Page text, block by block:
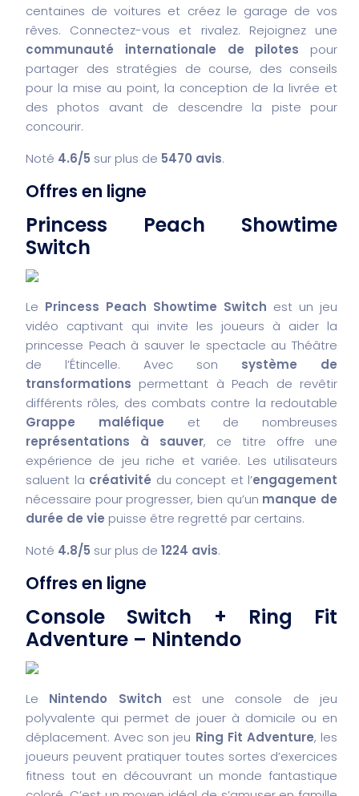
centaines de voitures et créez le garage de vos
rêves. Connectez-vous et rivalez. Rejoignez une
communauté internationale de pilotes pour
partager des stratégies de course, des conseils
pour la mise au point, la conception de la livrée et
des photos avant de descendre la piste pour
concourir.
Noté 4.6/5 sur plus de 5470 avis.
Offres en ligne
Princess Peach Showtime
Switch
Le Princess Peach Showtime Switch est un jeu
vidéo captivant qui invite les joueurs à aider la
princesse Peach à sauver le spectacle au Théâtre
de l’Étincelle. Avec son système de
transformations permettant à Peach de revêtir
différents rôles, des combats contre la redoutable
Grappe maléfique et de nombreuses
représentations à sauver, ce titre offre une
expérience de jeu riche et variée. Les utilisateurs
saluent la créativité du concept et l’engagement
nécessaire pour progresser, bien qu’un manque de
durée de vie puisse être regretté par certains.
Noté 4.8/5 sur plus de 1224 avis.
Offres en ligne
Console Switch + Ring Fit
Adventure – Nintendo
Le Nintendo Switch est une console de jeu
polyvalente qui permet de jouer à domicile ou en
déplacement. Avec son jeu Ring Fit Adventure, les
joueurs peuvent pratiquer toutes sortes d’exercices
fitness tout en découvrant un monde fantastique